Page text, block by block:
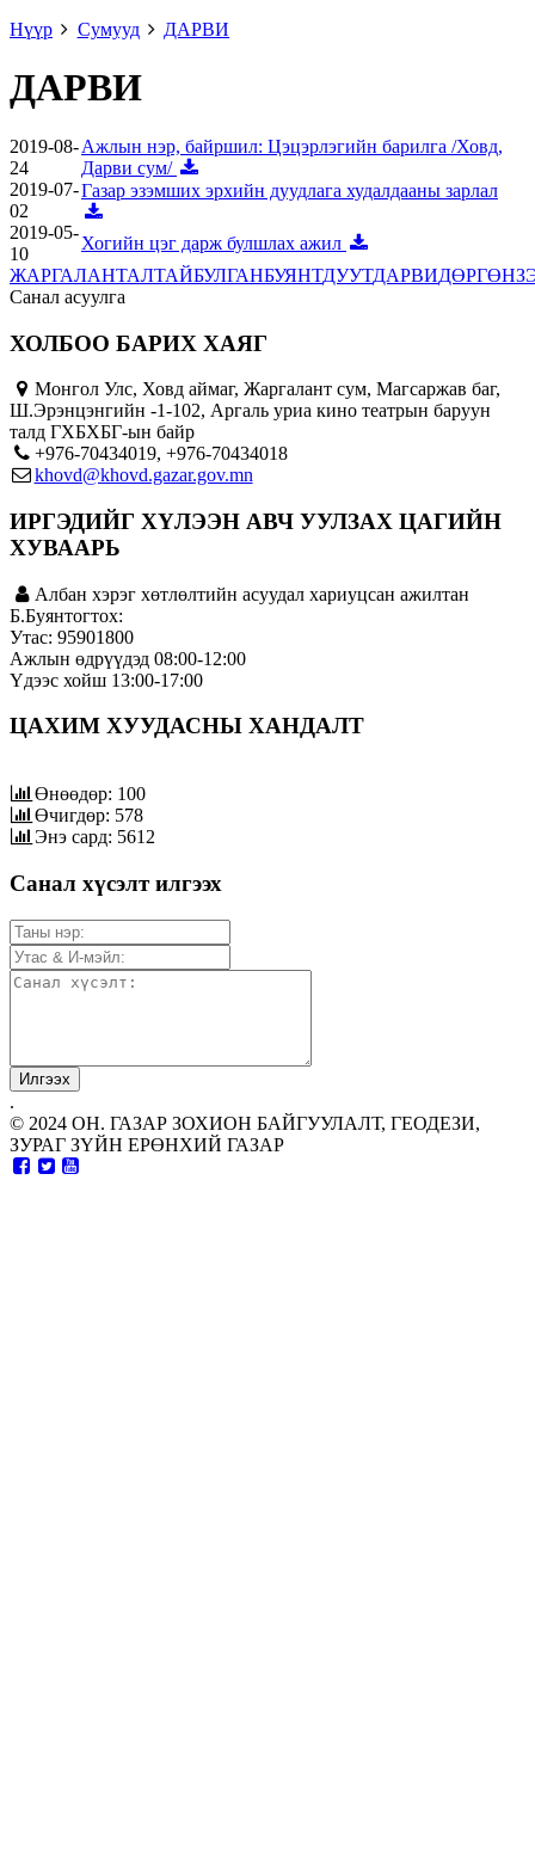
Нүүр
Сумууд ДАРВИ
ДАРВИ
2019-08-
24
Ажлын нэр, байршил: Цэцэрлэгийн барилга /Ховд,
Дарви сум/
2019-07-
02
Газар эзэмших эрхийн дуудлага худалдааны зарлал
2019-05-
10
Хогийн цэг дарж булшлах ажил
ЖАРГАЛАНТАЛТАЙБУЛГАНБУЯНТДУУТДАРВИДӨРГӨН
Санал асуулга
ХОЛБОО БАРИХ ХАЯГ
Монгол Улс, Ховд аймаг, Жаргалант сум, Магсаржав баг,
Ш.Эрэнцэнгийн -1-102, Аргаль уриа кино театрын баруун
талд ГХБХБГ-ын байр
+976-70434019, +976-70434018
khovd@khovd.gazar.gov.mn
ИРГЭДИЙГ ХҮЛЭЭН АВЧ УУЛЗАХ ЦАГИЙН
ХУВААРЬ
Албан хэрэг хөтлөлтийн асуудал хариуцсан ажилтан
Б.Буянтогтох:
Утас: 95901800
Ажлын өдрүүдэд 08:00-12:00
Үдээс хойш 13:00-17:00
ЦАХИМ ХУУДАСНЫ ХАНДАЛТ
Өнөөдөр: 100
Өчигдөр: 578
Энэ сард: 5612
Санал хүсэлт илгээх
.
© 2024 ОН. ГАЗАР ЗОХИОН БАЙГУУЛАЛТ, ГЕОДЕЗИ,
ЗУРАГ ЗҮЙН ЕРӨНХИЙ ГАЗАР